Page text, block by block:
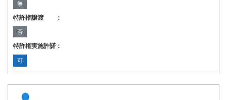
無
特許権譲渡 ：
否
特許権実施許諾：
可